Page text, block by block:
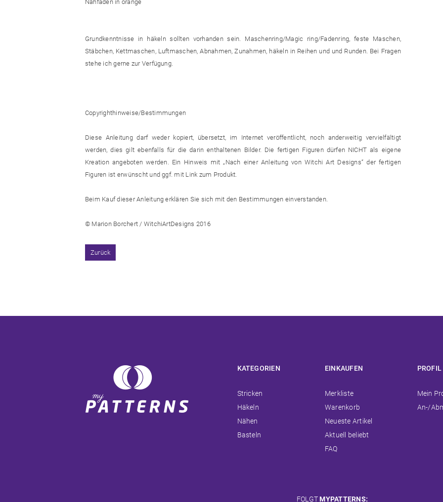
Nähfaden in orange
Grundkenntnisse in häkeln sollten vorhanden sein. Maschenring/Magic ring/Fadenring, feste Maschen,
Stäbchen, Kettmaschen, Luftmaschen, Abnahmen, Zunahmen, häkeln in Reihen und und Runden. Bei Fragen
stehe ich gerne zur Verfügung.
Copyrighthinweise/Bestimmungen
Diese Anleitung darf weder kopiert, übersetzt, im Internet veröffentlicht, noch anderweitig vervielfältigt
werden, dies gilt ebenfalls für die darin enthaltenen Bilder. Die fertigen Figuren dürfen NICHT als eigene
Kreation angeboten werden. Ein Hinweis mit „Nach einer Anleitung von Witchi Art Designs“ der fertigen
Figuren ist erwünscht und ggf. mit Link zum Produkt.
Beim Kauf dieser Anleitung erklären Sie sich mit den Bestimmungen einverstanden.
© Marion Borchert / WitchiArtDesigns 2016
Zurück
KATEGORIEN
Navigation
überspringen
Stricken
Häkeln
Nähen
Basteln
EINKAUFEN
Navigation
überspringen
Merkliste
Warenkorb
Neueste Artikel
Aktuell beliebt
FAQ
PROFIL
Mein
An-/
FOLGT MYPATTERNS: